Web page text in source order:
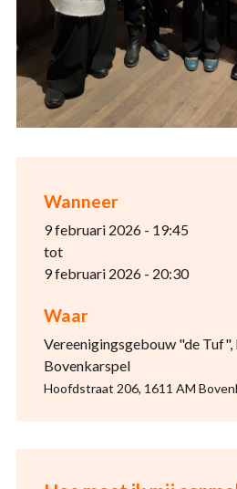
Wanneer
9 februari 2026 - 19:45
tot
9 februari 2026 - 20:30
Waar
Vereenigingsgebouw "de
Bovenkarspel
Hoofdstraat 206, 1611 AM